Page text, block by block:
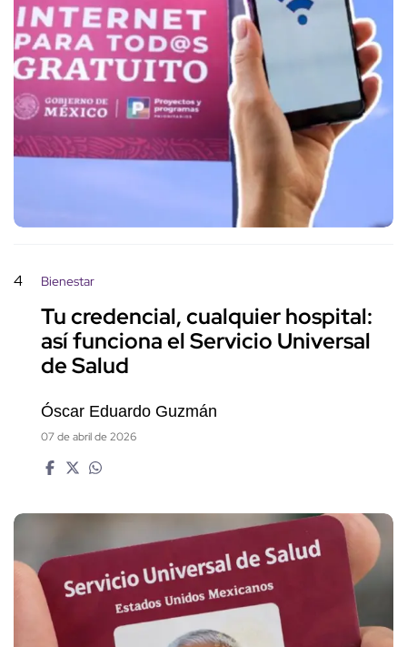
4 Bienestar
Tu credencial, cualquier hospital:
así funciona el Servicio Universal
de Salud
Óscar Eduardo Guzmán
07 de abril de 2026